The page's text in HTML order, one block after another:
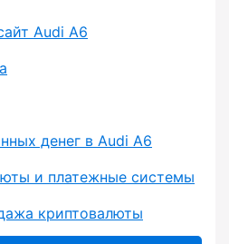
Audi A6
денег в Audi A6
и платежные системы
криптовалюты